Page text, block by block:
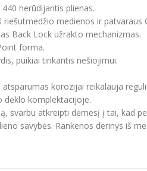
nerūdijantis plienas.
riešutmedžio medienos ir patvaraus
Back Lock užrakto mechanizmas.
forma.
puikiai tinkantis nešiojimui.
atsparumas korozijai reikalauja
dėklo komplektacijoje.
svarbu atkreipti dėmesį į tai, kad
savybės. Rankenos derinys iš